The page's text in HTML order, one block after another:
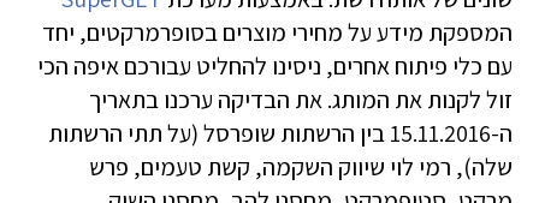
המספקת מידע על מחירי מוצרים בסופרמרקטים, יחד
עם כלי פיתוח אחרים, ניסינו להחליט עבורכם איפה הכי
זול לקנות את המותג. את הבדיקה ערכנו בתאריך
ה-15.11.2016 בין הרשתות שופרסל (על תתי הרשתות
שלה), רמי לוי שיווק השקמה, קשת טעמים, פרש